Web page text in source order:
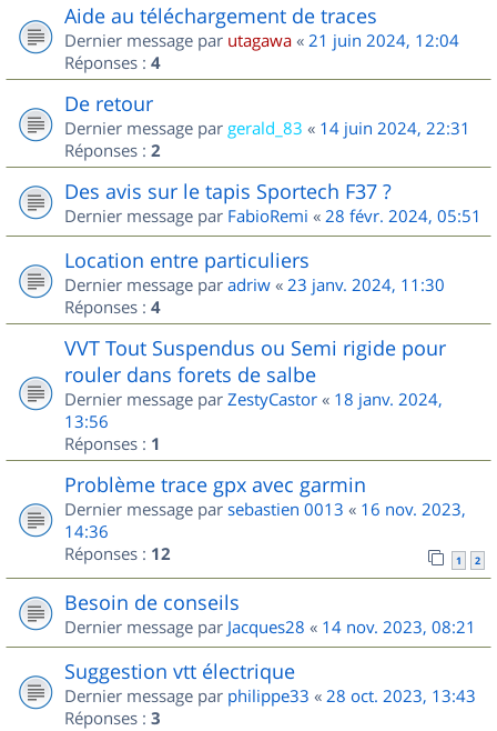
Aide au téléchargement de traces
Dernier message par utagawa « 21 juin 2024, 12:04
Réponses : 4
De retour
Dernier message par gerald_83 « 14 juin 2024, 22:31
Réponses : 2
Des avis sur le tapis Sportech F37 ?
Dernier message par FabioRemi « 28 févr. 2024, 05:51
Location entre particuliers
Dernier message par adriw « 23 janv. 2024, 11:30
Réponses : 4
VVT Tout Suspendus ou Semi rigide pour
rouler dans forets de salbe
Dernier message par ZestyCastor « 18 janv. 2024,
13:56
Réponses : 1
Problème trace gpx avec garmin
Dernier message par sebastien 0013 « 16 nov. 2023,
14:36
Réponses : 12 1 2
Besoin de conseils
Dernier message par Jacques28 « 14 nov. 2023, 08:21
Suggestion vtt électrique
Dernier message par philippe33 « 28 oct. 2023, 13:43
Réponses : 3